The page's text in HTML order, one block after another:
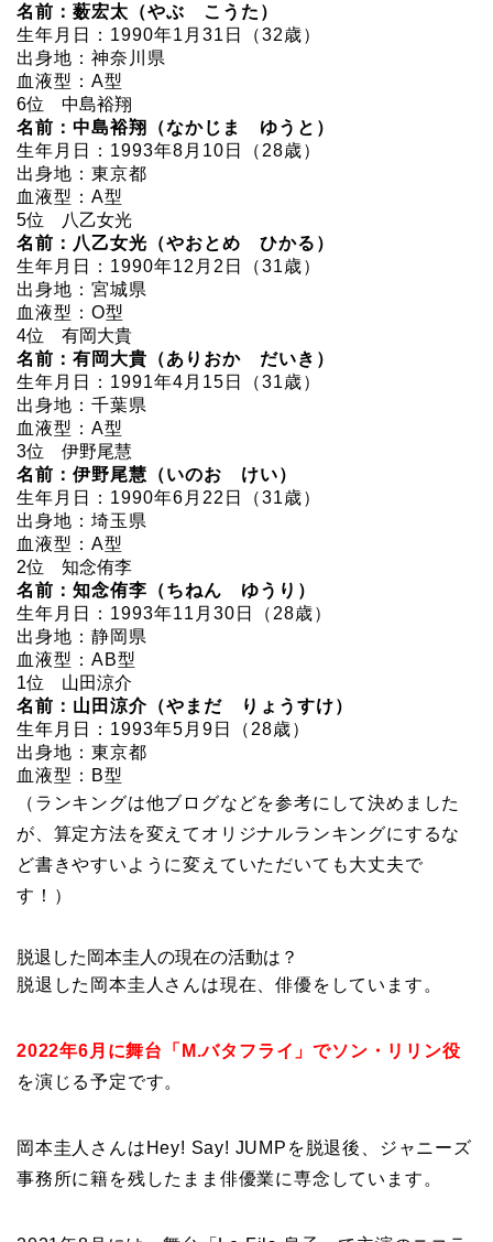
名前：薮宏太（やぶ こうた）
生年月日：1990年1月31日（32歳）
出身地：神奈川県
血液型：A型
6位 中島裕翔
名前：中島裕翔（なかじま ゆうと）
生年月日：1993年8月10日（28歳）
出身地：東京都
血液型：A型
5位 八乙女光
名前：八乙女光（やおとめ ひかる）
生年月日：1990年12月2日（31歳）
出身地：宮城県
血液型：O型
4位 有岡大貴
名前：有岡大貴（ありおか だいき）
生年月日：1991年4月15日（31歳）
出身地：千葉県
血液型：A型
3位 伊野尾慧
名前：伊野尾慧（いのお けい）
生年月日：1990年6月22日（31歳）
出身地：埼玉県
血液型：A型
2位 知念侑李
名前：知念侑李（ちねん ゆうり）
生年月日：1993年11月30日（28歳）
出身地：静岡県
血液型：AB型
1位 山田涼介
名前：山田涼介（やまだ りょうすけ）
生年月日：1993年5月9日（28歳）
出身地：東京都
血液型：B型
（ランキングは他ブログなどを参考にして決めました
が、算定方法を変えてオリジナルランキングにするな
ど書きやすいように変えていただいても大丈夫で
す！）
脱退した岡本圭人の現在の活動は？
脱退した岡本圭人さんは現在、俳優をしています。
2022年6月に舞台「M.バタフライ」でソン・リリン役
を演じる予定です。
岡本圭人さんはHey! Say! JUMPを脱退後、ジャニーズ
事務所に籍を残したまま俳優業に専念しています。